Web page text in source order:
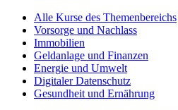
Alle Kurse des Themenbereichs
Vorsorge und Nachlass
Immobilien
Geldanlage und Finanzen
Energie und Umwelt
Digitaler Datenschutz
Gesundheit und Ernährung